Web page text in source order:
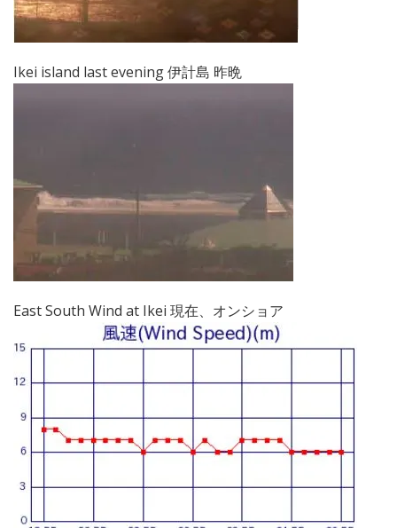
Ikei island last evening 伊計島 昨晩
East South Wind at Ikei 現在、オンショア